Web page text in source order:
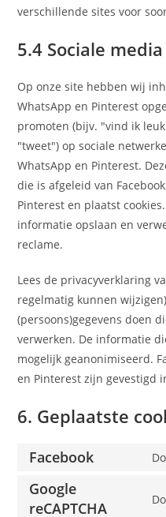
verschillende sites voor
5.4 Sociale media
Op onze site hebben wij
WhatsApp en Pinterest
promoten (bijv. "vind ik
"tweet") op sociale
WhatsApp en Pinterest.
die is afgeleid van
Pinterest en plaatst
informatie opslaan en
reclame.
Lees de privacyverklaring
regelmatig kunnen
(persoons)gegevens doen
verwerken. De informatie
mogelijk geanonimiseerd.
en Pinterest zijn gevestigd
6. Geplaatste
Facebook
Google
reCAPTCHA